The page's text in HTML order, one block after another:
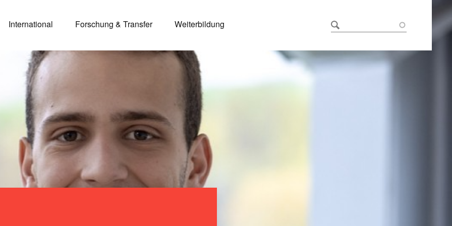
International Forschung & Transfer Weiterbildung